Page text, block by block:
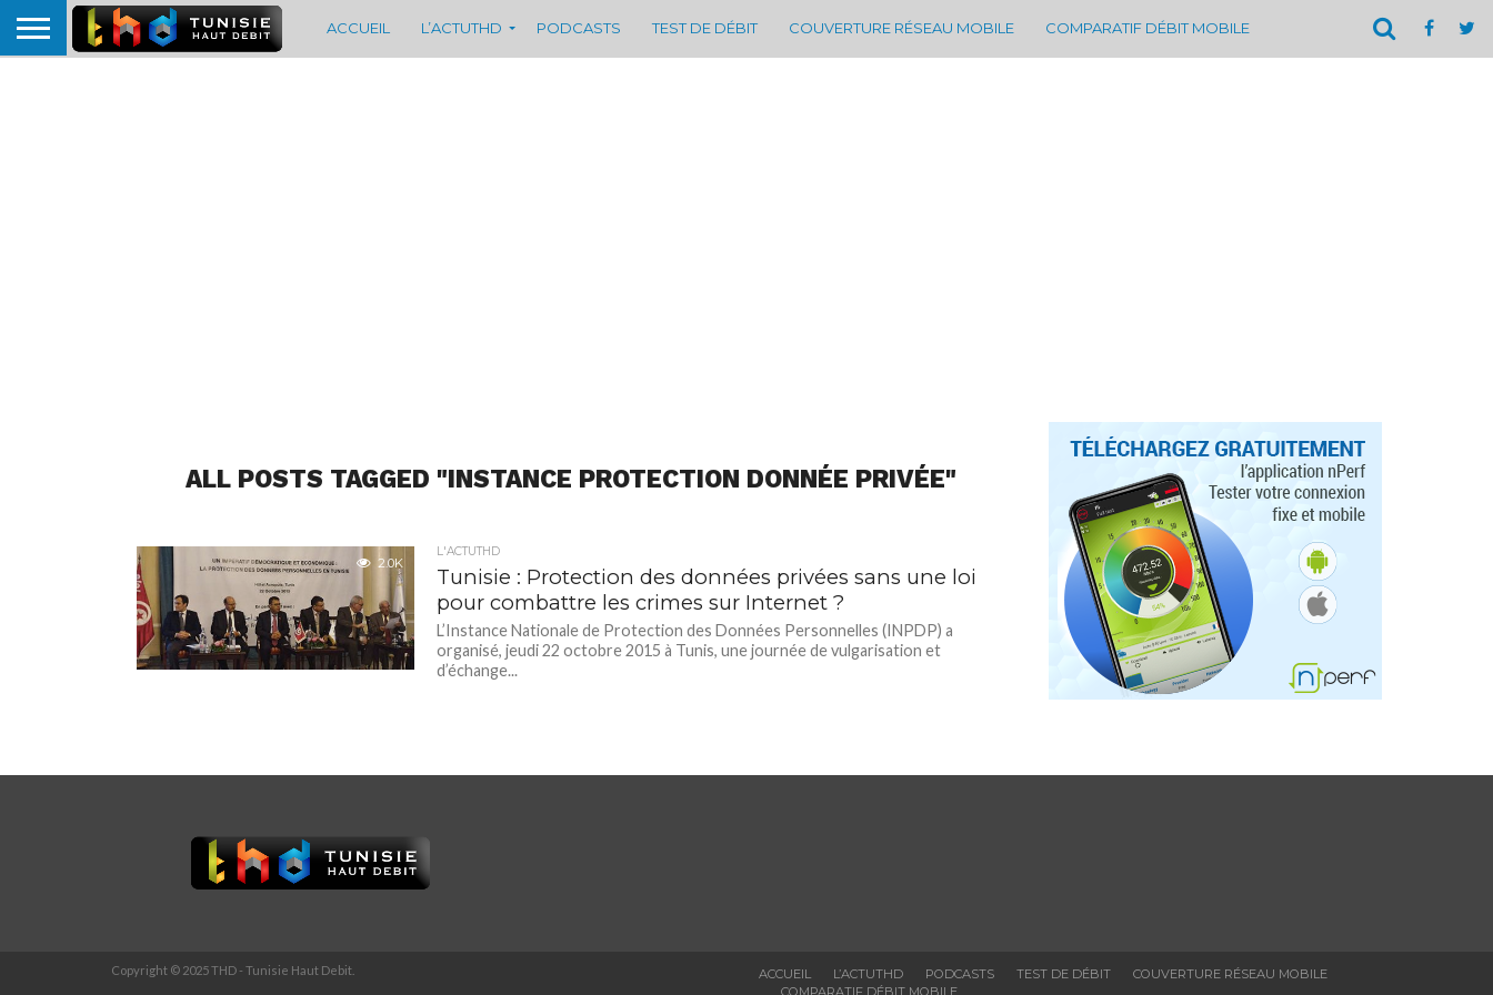
ACCUEIL L’ACTUTHD PODCASTS TEST DE DÉBIT COUVERTURE RÉSEAU MOBILE COMPARATIF DÉBIT MOBILE
ALL POSTS TAGGED "INSTANCE PROTECTION DONNÉE PRIVÉE"
2.0K
L'ACTUTHD
Tunisie : Protection des données privées sans une loi
pour combattre les crimes sur Internet ?
L’Instance Nationale de Protection des Données Personnelles (INPDP) a
organisé, jeudi 22 octobre 2015 à Tunis, une journée de vulgarisation et
d’échange...
ACCUEIL L’ACTUTHD PODCASTS TEST DE DÉBIT
COUVERTURE RÉSEAU MOBILE
Copyright © 2025 THD - Tunisie Haut Debit.